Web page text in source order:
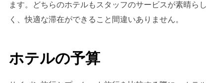
ます。どちらのホテルもスタッフのサービスが素晴らし
く、快適な滞在ができること間違いありません。
ホテルの予算